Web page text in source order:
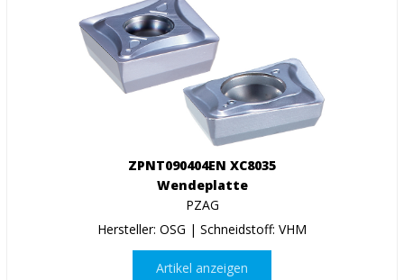
ZPNT090404EN XC8035
Wendeplatte
PZAG
Hersteller: OSG | Schneidstoff: VHM
Artikel anzeigen